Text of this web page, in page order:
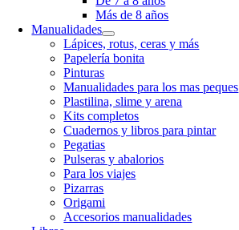
Más de 8 años
Manualidades
Lápices, rotus, ceras y más
Papelería bonita
Pinturas
Manualidades para los mas peques
Plastilina, slime y arena
Kits completos
Cuadernos y libros para pintar
Pegatias
Pulseras y abalorios
Para los viajes
Pizarras
Origami
Accesorios manualidades